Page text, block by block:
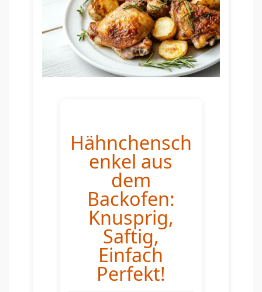
Hähnchensch
enkel aus
dem
Backofen:
Knusprig,
Saftig,
Einfach
Perfekt!